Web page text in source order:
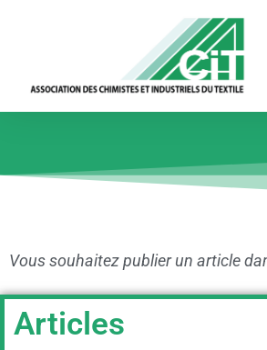
Vous souhaitez publier un article
Articles